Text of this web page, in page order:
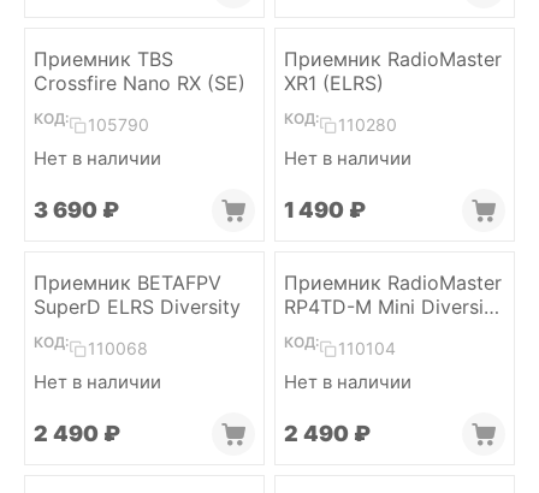
Приемник TBS
Crossfire Nano RX (SE)
КОД: 105790
Нет в наличии
3 690 ₽
Приемник RadioMaster
XR1 (ELRS)
КОД: 110280
Нет в наличии
1 490 ₽
Приемник BETAFPV
SuperD ELRS Diversity
КОД: 110068
Нет в наличии
2 490 ₽
Приемник RadioMaster
RP4TD-M Mini Diversity
(ELRS 2.4)
КОД: 110104
Нет в наличии
2 490 ₽